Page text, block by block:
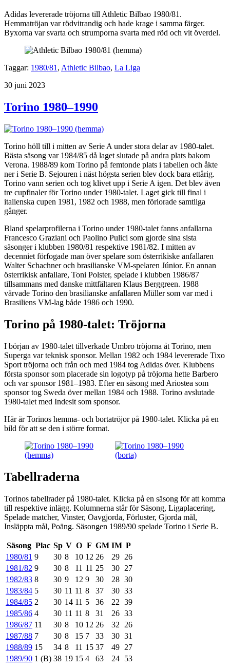
Adidas levererade tröjorna till Athletic Bilbao 1980/81.
Hemmatröjan var rödvitrandig och hade krage i samma färger.
Byxorna var svarta och strumporna svarta med röd och vit överdel.
Taggar: 1980/81 , Athletic Bilbao, La Liga
Publicerat
30 juni 2023
Torino 1980–1990
Torino höll till i mitten av Serie A under stora delar av 1980-talet.
Bästa säsong var 1984/85 då laget slutade på andra plats bakom
Verona. 1988/89 kom Torino på femtonde plats i tabellen och åkte
ner i Serie B. Sejouren i näst högsta serien blev dock bara ettårig.
Torino vann serien och tog klivet upp i Serie A igen. Det blev även
tre cupfinaler för Torino under 1980-talet. Laget gick till final i
italienska cupen 1981, 1982 och 1988, men förlorade samtliga
gånger.
Bland spelarprofilerna i Torino under 1980-talet fanns anfallarna
Francesco Graziani och Paolino Pulici som gjorde sina sista
säsonger i klubben 1980/81 respektive 1981/82. I mitten av
decenniet förfogade man över spelare som österrikiske anfallaren
Walter Schachner och brasilianske VM-spelaren Júnior. En annan
österrikisk anfallare, Toni Polster, spelade i klubben 1986/87
tillsammans med danske mittfältaren Klaus Berggreen. 1988
värvade Torino den brasilianske anfallaren Müller som var med i
Brasiliens VM-lag både 1986 och 1990.
Torino på 1980-talet: Tröjorna
I början av 1980-talet tillverkade Umbro tröjorna åt Torino, men
Superga var teknisk sponsor. Mellan 1982 och 1984 levererade Tixo
Sport tröjorna och från och med 1984 tog Adidas över. Klubbens
första sponsor som placerade sin logotyp på tröjorna hette Barbero
och var sponsor 1981–1983. Efter en säsong med Ariostea som
sponsor tog Sweda över mellan 1984 och 1988. Torino avslutade
1980-talet med Indesit som sponsor.
Här är Torinos hemma- och bortatröjor på 1980-talet. Klicka på en
bild för att se den i större format.
Tabellraderna
Torinos tabellrader på 1980-talet. Klicka på en säsong för att komma
till respektive inlägg. Kolumnerna står för Säsong, Ligaplacering,
Spelade matcher, Vinster, Oavgjorda, Förluster, Gjorda mål,
Insläppta mål, Poäng. Säsongen 1989/90 spelade Torino i Serie B.
Säsong Plac Sp V O F GM IM P
1980/81 9 30 8 10 12 26 29 26
1981/82 9 30 8 11 11 25 30 27
1982/83 8 30 9 12 9 30 28 30
1983/84 5 30 11 11 8 37 30 33
1984/85 2 30 14 11 5 36 22 39
1985/86 4 30 11 11 8 31 26 33
1986/87 11 30 8 10 12 26 32
26
1987/88 7 30 8 15 7 33 30 31
1988/89 15 34 8 11 15 37 49 27
1989/90 1 (B) 38 19 15 4 63 24 53